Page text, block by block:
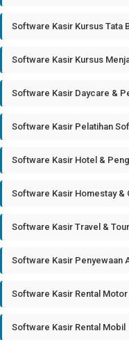
Software Kasir Kursus Tata
Software Kasir Kursus
Software Kasir Daycare &
Software Kasir Pelatihan
Software Kasir Hotel &
Software Kasir Homestay &
Software Kasir Travel &
Software Kasir Penyewaan
Software Kasir Rental Motor
Software Kasir Rental Mobil